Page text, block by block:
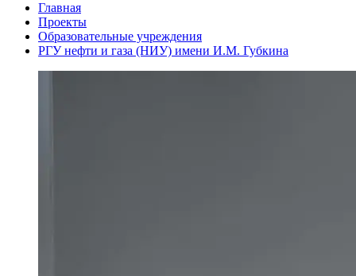
Главная
Проекты
Образовательные учреждения
РГУ нефти и газа (НИУ) имени И.М. Губкина